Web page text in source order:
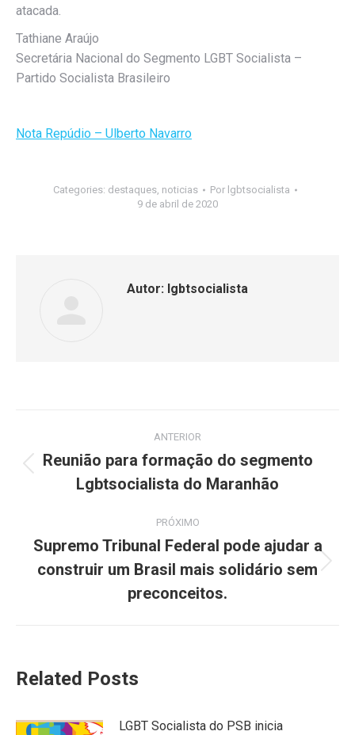
atacada.
Tathiane Araújo
Secretária Nacional do Segmento LGBT Socialista –
Partido Socialista Brasileiro
Nota Repúdio – Ulberto Navarro
Categories: destaques, noticias Por lgbtsocialista
9 de abril de 2020
Autor: lgbtsocialista
de
ANTERIOR
Post
anterior:
Reunião para formação do segmento
Lgbtsocialista do Maranhão
PRÓXIMO
Próximo
post:
Supremo Tribunal Federal pode ajudar a
construir um Brasil mais solidário sem
preconceitos.
Related Posts
LGBT Socialista do PSB inicia